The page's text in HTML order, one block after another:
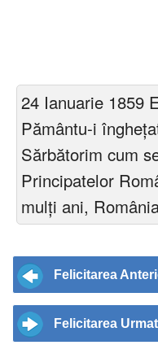
24 Ianuarie 1859
Pământu-i
Sărbătorim cum
Principatelor
mulți ani,
Felicitarea
Felicitarea